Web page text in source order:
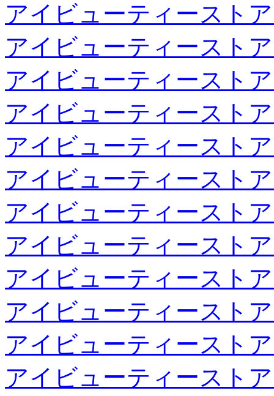
アイビューティースト
アイビューティースト
アイビューティースト
アイビューティースト
アイビューティースト
アイビューティースト
アイビューティースト
アイビューティースト
アイビューティースト
アイビューティースト
アイビューティースト
アイビューティースト